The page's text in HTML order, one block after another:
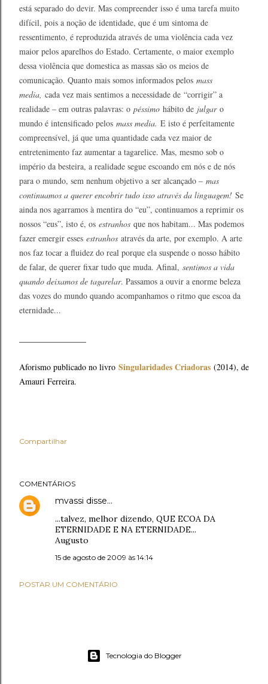
está separado do devir. Mas compreender isso é uma tarefa muito
difícil, pois a noção de identidade, que é um sintoma de
ressentimento, é reproduzida através de uma violência cada vez
maior pelos aparelhos do Estado. Certamente, o maior exemplo
dessa violência que domestica as massas são os meios de
comunicação. Quanto mais somos informados pelos mass
media, cada vez mais sentimos a necessidade de “corrigir” a
realidade – em outras palavras: o péssimo hábito de julgar o
mundo é intensificado pelos mass media. E isto é perfeitamente
compreensível, já que uma quantidade cada vez maior de
entretenimento faz aumentar a tagarelice. Mas, mesmo sob o
império da besteira, a realidade segue escoando em nós e de nós
para o mundo, sem nenhum objetivo a ser alcançado – mas
continuamos a querer encobrir tudo isso através da linguagem! Se
ainda nos agarramos à mentira do “eu”, continuamos a reprimir os
nossos “eus”, isto é, os estranhos que nos habitam... Mas podemos
fazer emergir esses estranhos através da arte, por exemplo. A arte
nos faz tocar a fluidez do real porque ela suspende o nosso hábito
de falar, de querer fixar tudo que muda. Afinal, sentimos a vida
quando deixamos de tagarelar. Passamos a ouvir a enorme beleza
das vozes do mundo quando acompanhamos o ritmo que escoa da
eternidade...
Aforismo publicado no livro Singularidades Criadoras (2014), de
Amauri Ferreira.
Compartilhar
COMENTÁRIOS
mvassi disse…
...talvez, melhor dizendo, QUE ECOA DA
ETERNIDADE E NA ETERNIDADE...
Augusto
15 de agosto de 2009 às 14:14
POSTAR UM COMENTÁRIO
Tecnologia do Blogger